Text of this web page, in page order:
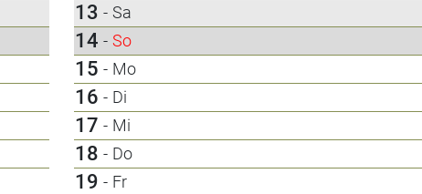
13 - Sa
14 - So
15 - Mo
16 - Di
17 - Mi
18 - Do
19 - Fr